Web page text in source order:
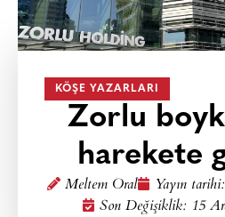
KÖŞE YAZARLARI
Zorlu
harekete
Meltem Oral Yayın tarihi:
Son Değişiklik: 15